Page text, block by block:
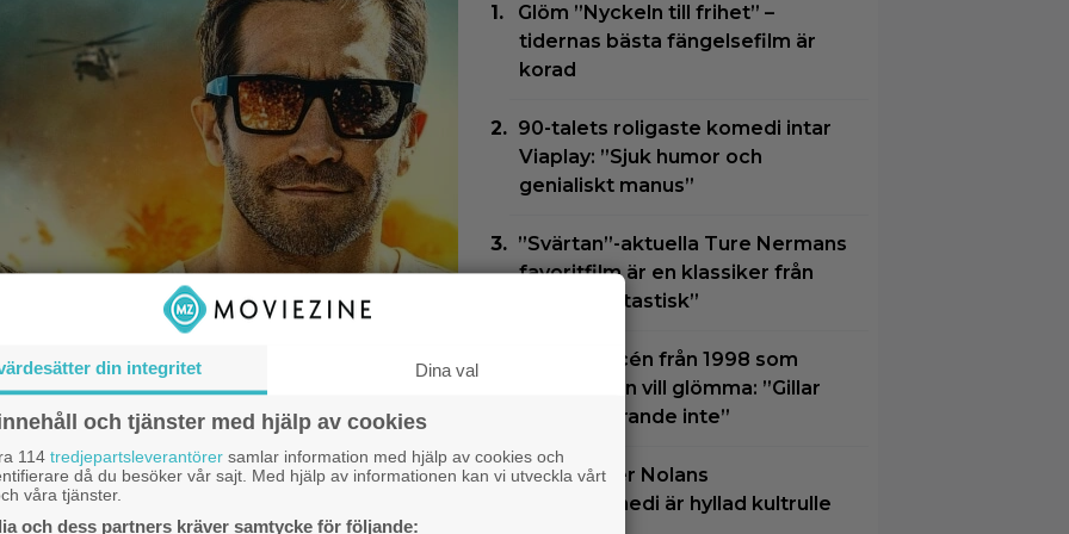
film släpps digitalt
och tråkig”
Glöm ”Nyckeln till frihet” –
tidernas bästa fängelsefilm är
korad
90-talets roligaste komedi intar
Viaplay: ”Sjuk humor och
genialiskt manus”
”Svärtan”-aktuella Ture Nermans
favoritfilm är en klassiker från
1994: ”Fantastisk”
Actionsuccén från 1998 som
Jackie Chan vill glömma: ”Gillar
den fortfarande inte”
Christopher Nolans
favoritkomedi är hyllad kultrulle
din integritet Dina val
och tjänster med hjälp av cookies
114 tredjepartsleverantörer samlar information med hjälp av cookies och
då du besöker vår sajt. Med hjälp av informationen kan vi utveckla vårt
våra tjänster.
och dess partners kräver samtycke för följande: